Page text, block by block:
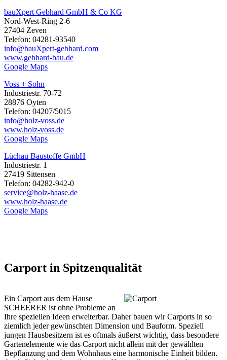
bauXpert Gebhard GmbH & Co KG
Nord-West-Ring 2-6
27404 Zeven
Telefon: 04281-93540
info@bauXpert-gebhard.com
www.gebhard-bau.de
Google Maps
Voss + Sohn
Industriestr. 70-72
28876 Oyten
Telefon: 04207/5015
info@holz-voss.de
www.holz-voss.de
Google Maps
Lüchau Baustoffe GmbH
Industriestr. 1
27419 Sittensen
Telefon: 04282-942-0
service@holz-haase.de
www.holz-haase.de
Google Maps
Carport in Spitzenqualität
Ein Carport aus dem Hause
SCHEERER ist ohne Probleme an
Ihre speziellen Ideen erweiterbar. Daher bauen wir Carports in so
ziemlich jeder gewünschten Dimension und Bauform. Speziell
jungen Hausbesitzern ist es oftmals äußerst wichtig, dass besondere
Gartenelemente wie das Carport nicht allein mit der gewählten
Bepflanzung und dem Wohnhaus eine harmonische Einheit bilden.